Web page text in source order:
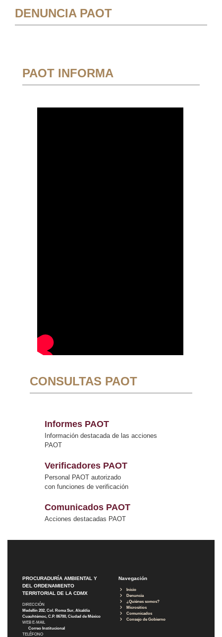
DENUNCIA PAOT
PAOT INFORMA
CONSULTAS PAOT
Informes PAOT
Información destacada de las acciones
PAOT
Verificadores PAOT
Personal PAOT autorizado
con funciones de verificación
Comunicados PAOT
Acciones destacadas PAOT
PROCURADURÍA AMBIENTAL Y
DEL ORDENAMIENTO
TERRITORIAL DE LA CDMX
DIRECCIÓN
Medellín 202, Col. Roma Sur, Alcaldía
Cuauhtémoc, C.P. 06700, Ciudad de México
WEB E-MAIL
Correo Institucional
TELÉFONO
Navegación
Inicio
Denuncia
¿Quiénes somos?
Micrositios
Comunicados
Consejo de Gobierno